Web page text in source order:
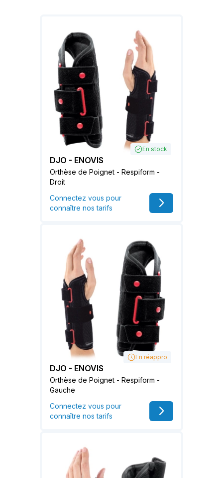
En stock
DJO - ENOVIS
Orthèse de Poignet - Respiform -
Droit
Connectez vous pour
connaître nos tarifs
En réappro
DJO - ENOVIS
Orthèse de Poignet - Respiform -
Gauche
Connectez vous pour
connaître nos tarifs